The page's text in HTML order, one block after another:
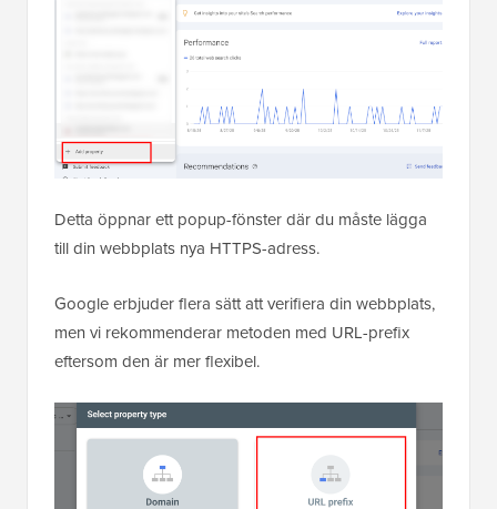
Detta öppnar ett popup-fönster där du måste lägga
till din webbplats nya HTTPS-adress.
Google erbjuder flera sätt att verifiera din webbplats,
men vi rekommenderar metoden med URL-prefix
eftersom den är mer flexibel.